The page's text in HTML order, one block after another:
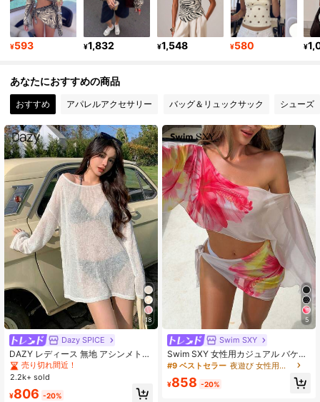
4.90 315K フォロワー
315K フォロワー
¥593 ¥1,832 ¥1,548 ¥580 ¥
あなたにおすすめの商品
おすすめ アパレルアクセサリー バッグ＆リュックサック シューズ
18
Dazy SPICE
DAZY レディース 無地 アシンメトリ
ーネック カジュアル ビーチカバーア
ップドレス バケーション サマー
売り切れ間近！
2.2k+ sold
¥806 -20%
5
Swim SXY
Swim SXY 女性用カジュアル バケー
ション ビーチパーティー リボン エ
プ&水着2点セット
#9 ベストセラー 夜遊び 女性用のカバーアップ
¥858 -20%